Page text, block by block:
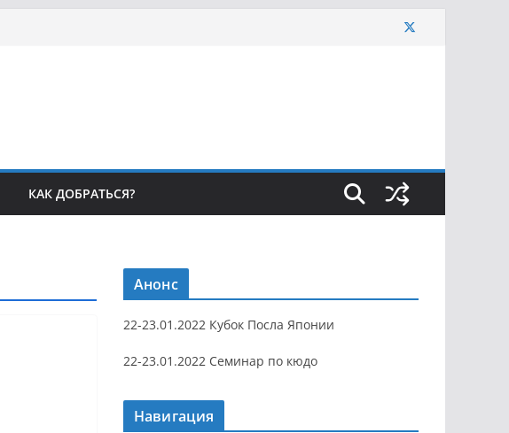
КАК ДОБРАТЬСЯ?
Анонс
22-23.01.2022 Кубок Посла Японии
22-23.01.2022 Семинар по кюдо
Навигация